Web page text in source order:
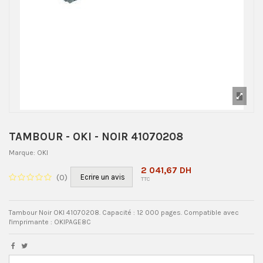
TAMBOUR - OKI - NOIR 41070208
Marque: OKI
(0) Ecrire un avis
2 041,67 DH
TTC
Tambour Noir OKI 41070208. Capacité : 12 000 pages. Compatible avec
l'imprimante : OKIPAGE8C